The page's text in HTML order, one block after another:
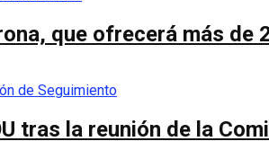
que ofrecerá más de
tras la reunión de la